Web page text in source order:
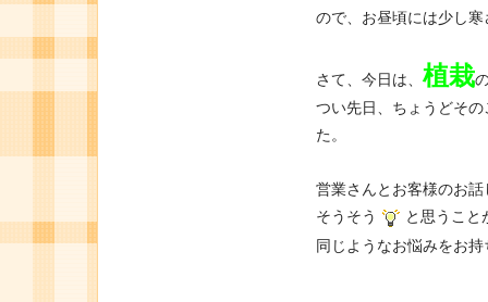
ので、お昼頃には少し
さて、今日は、 植栽
つい先日、ちょうどそ
た。
営業さんとお客様のお
そうそう
と思うこと
同じようなお悩みをお